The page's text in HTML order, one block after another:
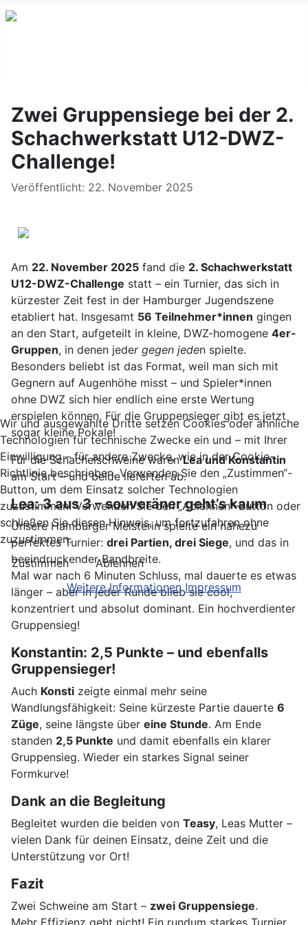
Zwei Gruppensiege bei der 2.
Schachwerkstatt U12-DWZ-
Challenge!
Details
Veröffentlicht: 22. November 2025
Am 22. November 2025 fand die 2. Schachwerkstatt
U12-DWZ-Challenge statt – ein Turnier, das sich in
kürzester Zeit fest in der Hamburger Jugendszene
etabliert hat. Insgesamt 56 Teilnehmer*innen gingen
an den Start, aufgeteilt in kleine, DWZ-homogene 4er-
Gruppen, in denen jeder gegen jeden spielte.
Besonders beliebt ist das Format, weil man sich mit
Gegnern auf Augenhöhe misst – und Spieler*innen
ohne DWZ sich hier endlich eine erste Wertung
erspielen können. Für die Gruppensieger gibt es jetzt
sogar kleine Pokale!
Für die Schachelschweine warenLea und Konstantin
am Start – und beide lieferten ab.
Lea: 3 aus 3 – souveräner geht’s kaum
Unsere Hamburger Meisterin spielte ein nahezu
perfektes Turnier: drei Partien, drei Siege, und das in
beeindruckender Bandbreite.
Mal war nach 6 Minuten Schluss, mal dauerte es etwas
länger – aber in jeder Runde blieb sie cool,
konzentriert und absolut dominant. Ein hochverdienter
Gruppensieg!
Konstantin: 2,5 Punkte – und ebenfalls
Gruppensieger!
Auch Konsti zeigte einmal mehr seine
Wandlungsfähigkeit: Seine kürzeste Partie dauerte 6
Züge, seine längste über eine Stunde. Am Ende
standen 2,5 Punkte und damit ebenfalls ein klarer
Gruppensieg. Wieder ein starkes Signal seiner
Formkurve!
Dank an die Begleitung
Begleitet wurden die beiden von Teasy, Leas Mutter –
vielen Dank für deinen Einsatz, deine Zeit und die
Unterstützung vor Ort!
Fazit
Zwei Schweine am Start – zwei Gruppensiege.
Wir und ausgewählte Dritte setzen Cookies oder ähnliche
Technologien für technische Zwecke ein und – mit Ihrer
Einwilligung – für andere Zwecke, wie in der Cookie-
Richtlinie beschrieben. Verwenden Sie den „Zustimmen“-
Button, um dem Einsatz solcher Technologien
zuzustimmen. Verwenden Sie den „Ablehnen“-Button oder
schließen Sie diesen Hinweis, um fortzufahren ohne
zuzustimmen.
Zustimmen
Ablehnen
Weitere Informationen Impressum